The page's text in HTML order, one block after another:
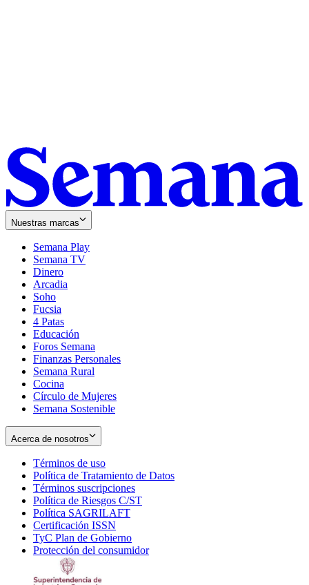
Nuestras marcas
Semana Play
Semana TV
Dinero
Arcadia
Soho
in
new
window
Fucsia
in
new
window
4 Patas
Educación
Foros Semana
Finanzas Personales
Semana Rural
Cocina
Círculo de Mujeres
Semana Sostenible
Acerca de nosotros
Términos de uso
in
new
window
Política de Tratamiento de Datos
Términos suscripciones
in
Política de Riesgos C/ST
Política SAGRILAFT
new
window
Certificación ISSN
in
new
TyC Plan de Gobierno
in
Protección del consumidorOpens